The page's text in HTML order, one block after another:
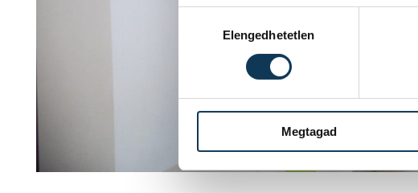
Elengedhetetlen
Megtagad